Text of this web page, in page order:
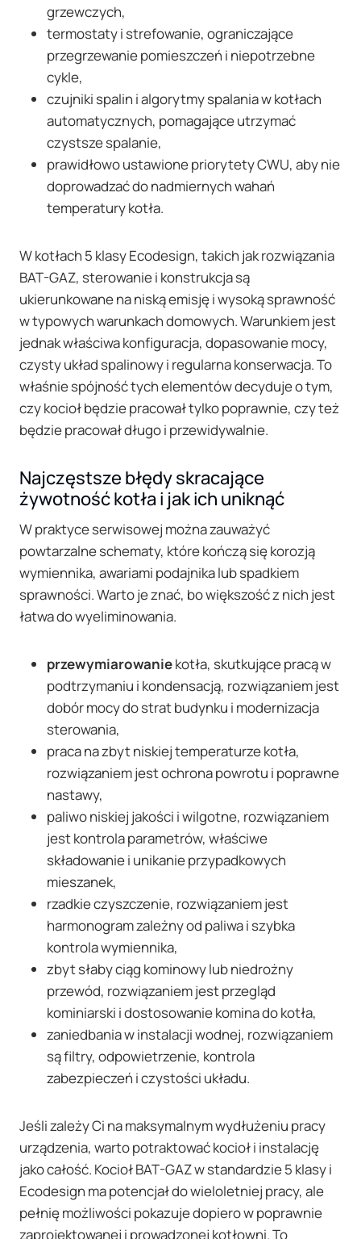
grzewczych,
termostaty i strefowanie, ograniczające
przegrzewanie pomieszczeń i niepotrzebne
cykle,
czujniki spalin i algorytmy spalania w kotłach
automatycznych, pomagające utrzymać
czystsze spalanie,
prawidłowo ustawione priorytety CWU, aby nie
doprowadzać do nadmiernych wahań
temperatury kotła.
W kotłach 5 klasy Ecodesign, takich jak rozwiązania
BAT-GAZ, sterowanie i konstrukcja są
ukierunkowane na niską emisję i wysoką sprawność
w typowych warunkach domowych. Warunkiem jest
jednak właściwa konfiguracja, dopasowanie mocy,
czysty układ spalinowy i regularna konserwacja. To
właśnie spójność tych elementów decyduje o tym,
czy kocioł będzie pracował tylko poprawnie, czy też
będzie pracował długo i przewidywalnie.
Najczęstsze błędy skracające
żywotność kotła i jak ich uniknąć
W praktyce serwisowej można zauważyć
powtarzalne schematy, które kończą się korozją
wymiennika, awariami podajnika lub spadkiem
sprawności. Warto je znać, bo większość z nich jest
łatwa do wyeliminowania.
przewymiarowaniekotła, skutkujące pracą w
podtrzymaniu i kondensacją, rozwiązaniem jest
dobór mocy do strat budynku i modernizacja
sterowania,
praca na zbyt niskiej temperaturze kotła,
rozwiązaniem jest ochrona powrotu i poprawne
nastawy,
paliwo niskiej jakości i wilgotne, rozwiązaniem
jest kontrola parametrów, właściwe
składowanie i unikanie przypadkowych
mieszanek,
rzadkie czyszczenie, rozwiązaniem jest
harmonogram zależny od paliwa i szybka
kontrola wymiennika,
zbyt słaby ciąg kominowy lub niedrożny
przewód, rozwiązaniem jest przegląd
kominiarski i dostosowanie komina do kotła,
zaniedbania w instalacji wodnej, rozwiązaniem
są filtry, odpowietrzenie, kontrola
zabezpieczeń i czystości układu.
Jeśli zależy Ci na maksymalnym wydłużeniu pracy
urządzenia, warto potraktować kocioł i instalację
jako całość. Kocioł BAT-GAZ w standardzie 5 klasy i
Ecodesign ma potencjał do wieloletniej pracy, ale
pełnię możliwości pokazuje dopiero w poprawnie
zaprojektowanej i prowadzonej kotłowni. To